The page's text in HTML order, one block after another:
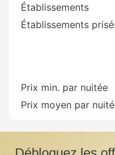
Établissements
Établissements
Prix min. par nuitée
Prix moyen par